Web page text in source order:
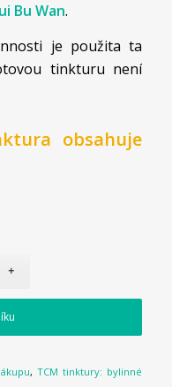
Bu Wan.
je použita ta
tinkturu není
obsahuje
,TCM tinktury: bylinné